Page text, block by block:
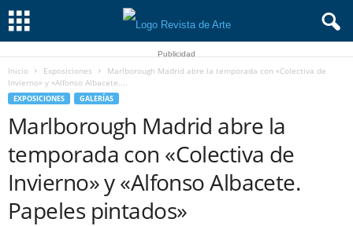
Publicidad
Inicio Exposiciones
Marlborough Madrid abre la temporada con «Colectiva de
Invierno» y «Alfonso Albacete....
EXPOSICIONES GALERÍAS
Marlborough Madrid abre la
temporada con «Colectiva de
Invierno» y «Alfonso Albacete.
Papeles pintados»